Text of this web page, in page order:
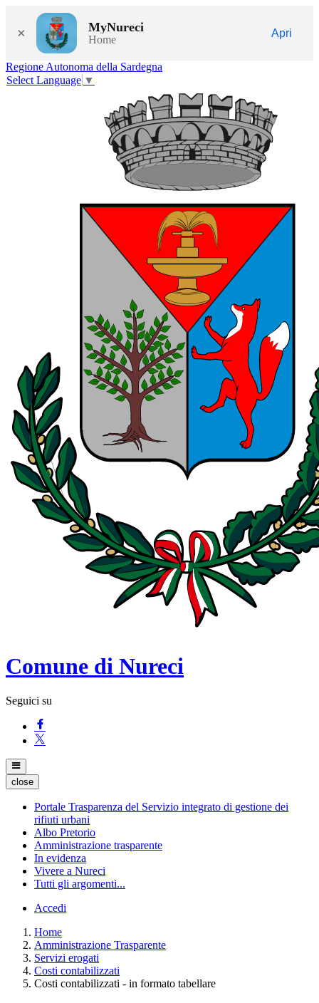
× MyNureci
Home
Apri
Regione Autonoma della Sardegna
Select Language ▼
Comune di Nureci
Seguici su
close
Portale Trasparenza del Servizio integrato di gestione dei
rifiuti urbani
Albo Pretorio
Amministrazione trasparente
In evidenza
Vivere a Nureci
Tutti gli argomenti...
Accedi
Home
Amministrazione Trasparente
Servizi erogati
Costi contabilizzati
Costi contabilizzati - in formato tabellare